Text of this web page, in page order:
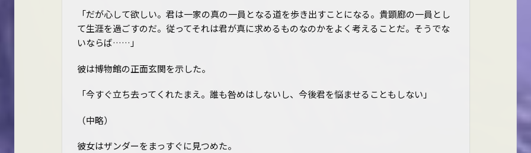
「だが心して欲しい。君は一家の真の一員となる道を歩き出すことになる。貴顕廊の一員とし
て生涯を過ごすのだ。従ってそれは君が真に求めるものなのかをよく考えることだ。そうでな
いならば……」
彼は博物館の正面玄関を示した。
「今すぐ立ち去ってくれたまえ。誰も咎めはしないし、今後君を悩ませることもしない」
（中略）
彼女はザンダーをまっすぐに見つめた。